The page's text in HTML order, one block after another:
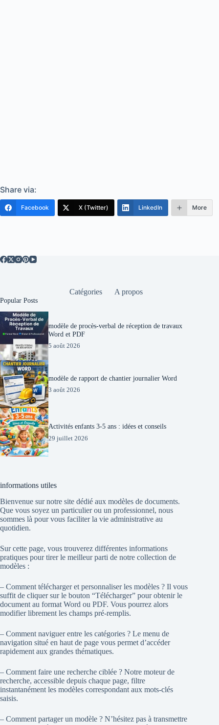
Share via:
Facebook X (Twitter) LinkedIn More
Catégories A propos
Popular Posts
modèle de procès-verbal de réception de travaux
Word et PDF
5 août 2026
modèle de rapport de chantier journalier Word
3 août 2026
Activités enfants 3-5 ans : idées et conseils
29 juillet 2026
informations utiles
Bienvenue sur notre site dédié aux modèles de documents.
Que vous soyez un particulier ou un professionnel, nous
sommes là pour vous faciliter la vie administrative au
quotidien.
Sur cette page, vous trouverez différentes informations
pratiques pour tirer le meilleur parti de notre collection de
modèles :
– Comment télécharger et personnaliser les modèles ? Il vous
suffit de cliquer sur le bouton “Télécharger” pour obtenir le
document au format Word ou PDF. Vous pourrez alors
modifier librement les champs pré-remplis.
– Comment naviguer entre les catégories ? Le menu de
navigation situé en haut de page vous permet d’accéder
rapidement aux grandes thématiques.
– Comment faire une recherche ciblée ? Notre moteur de
recherche, accessible depuis chaque page, filtre
instantanément les modèles correspondant aux mots-clés
saisis.
– Comment partager un modèle ? N’hésitez pas à transmettre